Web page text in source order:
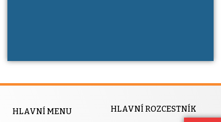
HLAVNÍ MENU HLAVNÍ ROZCESTNÍK